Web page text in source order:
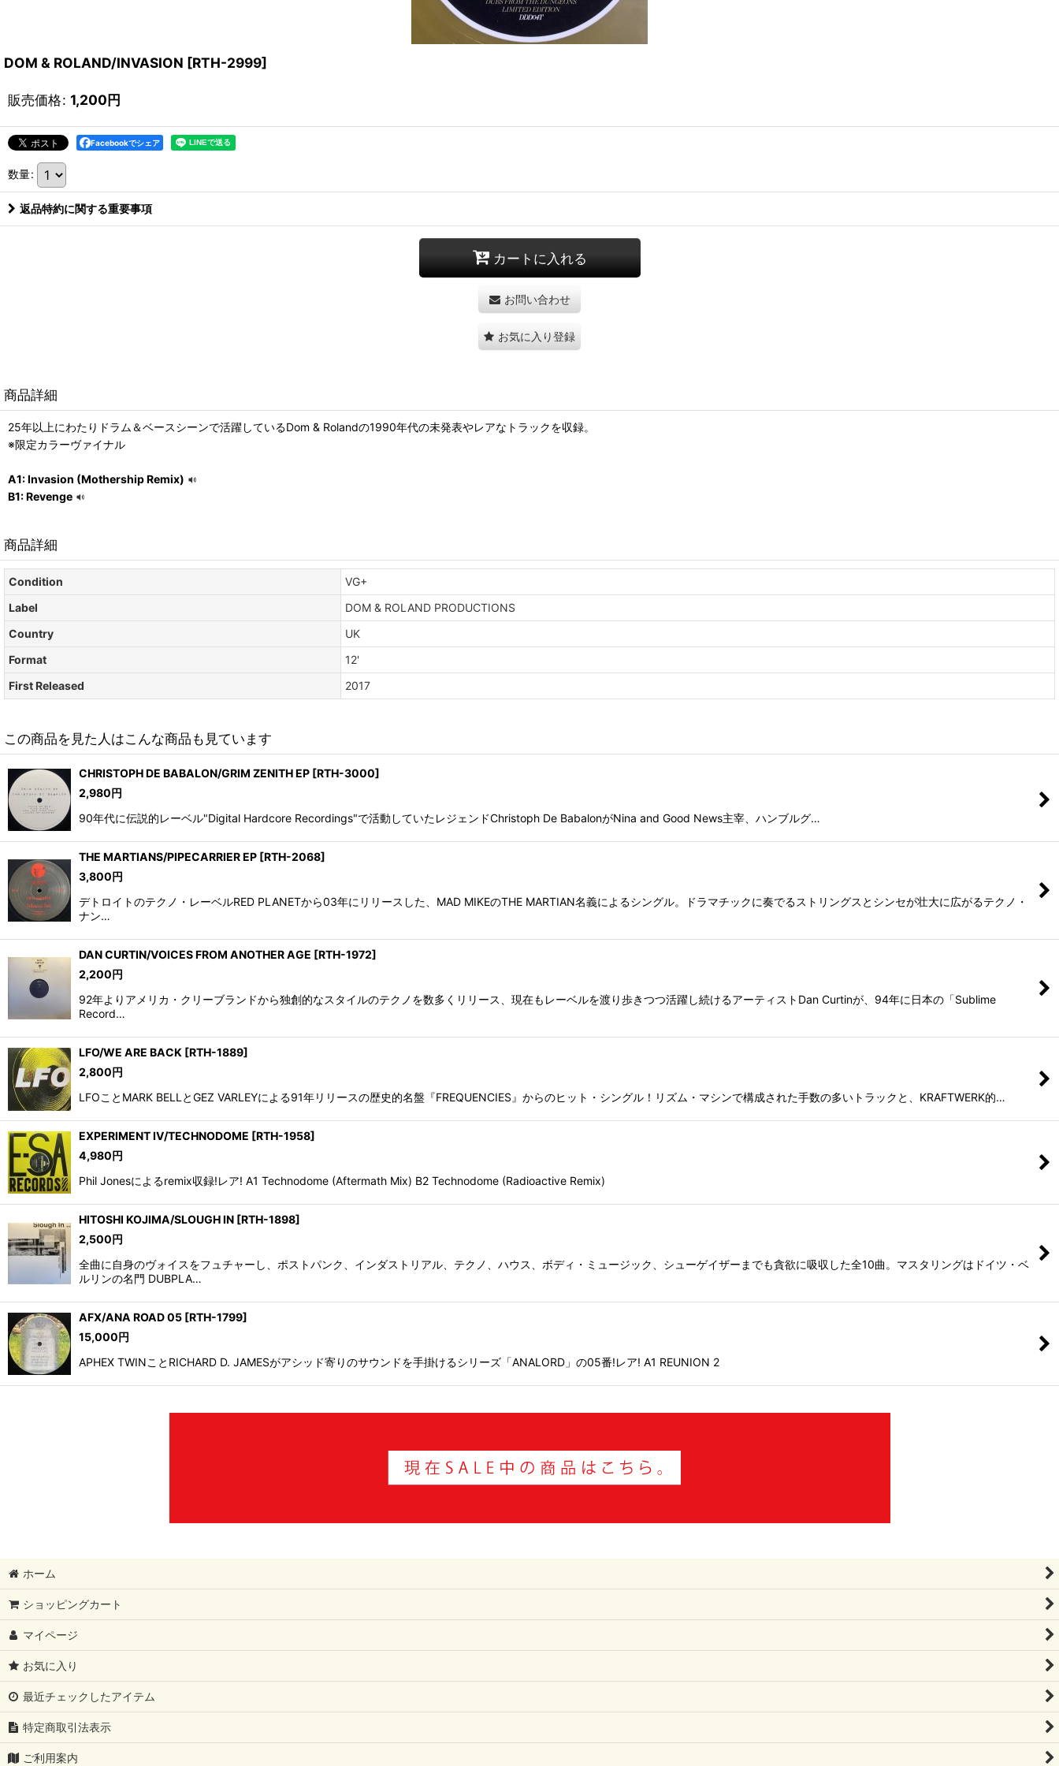
DOM & ROLAND/INVASION [RTH-2999]
販売価格: 1,200円
Facebookでシェア
数量:
返品特約に関する重要事項
カートに入れる
お問い合わせ
お気に入り登録
商品詳細
25年以上にわたりドラム＆ベースシーンで活躍しているDom & Rolandの1990年代の未発表やレアなトラックを収録。
※限定カラーヴァイナル
A1: Invasion (Mothership Remix)
B1: Revenge
商品詳細
Condition
VG+
Label
DOM & ROLAND PRODUCTIONS
Country
UK
Format
12'
First Released
2017
この商品を見た人はこんな商品も見ています
CHRISTOPH DE BABALON/GRIM ZENITH EP [RTH-3000]
2,980円
90年代に伝説的レーベル"Digital Hardcore Recordings"で活動していたレジェンドChristoph De BabalonがNina and Good News主宰、ハンブルグ…
THE MARTIANS/PIPECARRIER EP [RTH-2068]
3,800円
デトロイトのテクノ・レーベルRED PLANETから03年にリリースした、MAD MIKEのTHE MARTIAN名義によるシングル。ドラマチックに奏でるストリングスとシンセが壮大に広がるテクノ・
ナン…
DAN CURTIN/VOICES FROM ANOTHER AGE [RTH-1972]
2,200円
92年よりアメリカ・クリーブランドから独創的なスタイルのテクノを数多くリリース、現在もレーベルを渡り歩きつつ活躍し続けるアーティストDan Curtinが、94年に日本の「Sublime
Record…
LFO/WE ARE BACK [RTH-1889]
2,800円
LFOことMARK BELLとGEZ VARLEYによる91年リリースの歴史的名盤『FREQUENCIES』からのヒット・シングル！リズム・マシンで構成された手数の多いトラックと、KRAFTWERK的…
EXPERIMENT IV/TECHNODOME [RTH-1958]
4,980円
Phil Jonesによるremix収録!レア! A1 Technodome (Aftermath Mix) B2 Technodome (Radioactive Remix)
HITOSHI KOJIMA/SLOUGH IN [RTH-1898]
2,500円
全曲に自身のヴォイスをフュチャーし、ポストパンク、インダストリアル、テクノ、ハウス、ボディ・ミュージック、シューゲイザーまでも貪欲に吸収した全10曲。マスタリングはドイツ・ベ
ルリンの名門 DUBPLA…
AFX/ANA ROAD 05 [RTH-1799]
15,000円
APHEX TWINことRICHARD D. JAMESがアシッド寄りのサウンドを手掛けるシリーズ「ANALORD」の05番!レア! A1 REUNION 2
ホーム
ショッピングカート
マイページ
お気に入り
最近チェックしたアイテム
特定商取引法表示
ご利用案内